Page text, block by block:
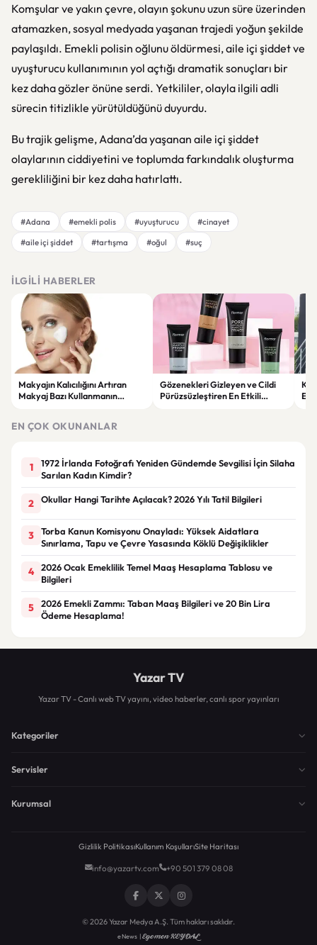
Komşular ve yakın çevre, olayın şokunu uzun süre üzerinden
atamazken, sosyal medyada yaşanan trajedi yoğun şekilde
paylaşıldı. Emekli polisin oğlunu öldürmesi, aile içi şiddet ve
uyuşturucu kullanımının yol açtığı dramatik sonuçları bir
kez daha gözler önüne serdi. Yetkililer, olayla ilgili adli
sürecin titizlikle yürütüldüğünü duyurdu.
Bu trajik gelişme, Adana’da yaşanan aile içi şiddet
olaylarının ciddiyetini ve toplumda farkındalık oluşturma
gerekliliğini bir kez daha hatırlattı.
#Adana #emekli polis #uyuşturucu
#cinayet
#aile içi şiddet
#tartışma #oğul #suç
İLGILI HABERLER
Makyajın Kalıcılığını Artıran
Makyaj Bazı Kullanmanın
Gözenekleri Gizleyen ve Cildi
Pürüzsüzleştiren En Etkili
EN ÇOK OKUNANLAR
1
1972 İrlanda Fotoğrafı Yeniden Gündemde Sevgilisi İçin Silaha
Sarılan Kadın Kimdir?
2 Okullar Hangi Tarihte Açılacak? 2026 Yılı Tatil Bilgileri
3
Torba Kanun Komisyonu Onayladı: Yüksek Aidatlara
Sınırlama, Tapu ve Çevre Yasasında Köklü Değişiklikler
4
2026 Ocak Emeklilik Temel Maaş Hesaplama Tablosu ve
Bilgileri
5
2026 Emekli Zammı: Taban Maaş Bilgileri ve 20 Bin Lira
Ödeme Hesaplama!
Yazar TV
Yazar TV - Canlı web TV yayını, video haberler, canlı spor yayınları
Kategoriler
Servisler
Kurumsal
Gizlilik PolitikasıKullanım KoşullarıSite Haritası
info@yazartv.com +90 501 379 08 08
© 2026 Yazar Medya A.Ş. Tüm hakları saklıdır.
eNews |Egemen KEYDAL